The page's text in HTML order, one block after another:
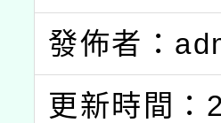
發佈者：
更新時間